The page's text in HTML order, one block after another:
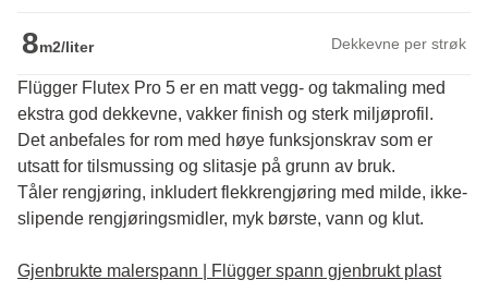
8m2/liter Dekkevne per strøk
Flügger Flutex Pro 5 er en matt vegg- og takmaling med
ekstra god dekkevne, vakker finish og sterk miljøprofil.
Det anbefales for rom med høye funksjonskrav som er
utsatt for tilsmussing og slitasje på grunn av bruk.
Tåler rengjøring, inkludert flekkrengjøring med milde, ikke-
slipende rengjøringsmidler, myk børste, vann og klut.
Gjenbrukte malerspann | Flügger spann gjenbrukt plast